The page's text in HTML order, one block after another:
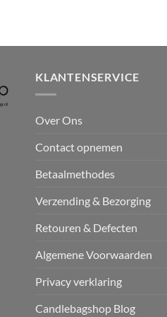
KLANTENSERVICE
Over Ons
Contact opnemen
Betaalmethodes
Verzending & Bezorging
Retouren & Defecten
Algemene Voorwaarden
Privacy verklaring
Candlebagshop Blog